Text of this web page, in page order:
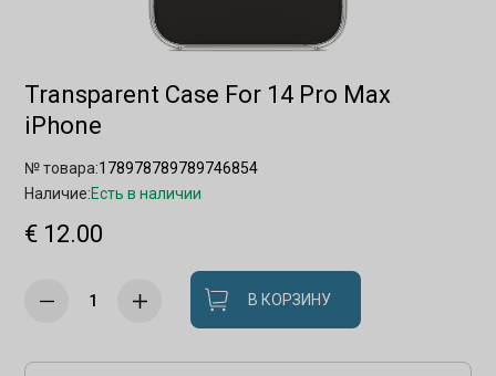
Transparent Case For 14 Pro Max
iPhone
№ товара:178978789789746854
Наличие:Есть в наличии
€ 12.00
В КОРЗИНУ